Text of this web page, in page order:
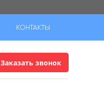
КОНТАКТЫ
Заказать звонок